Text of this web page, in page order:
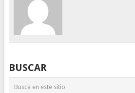
BUSCAR